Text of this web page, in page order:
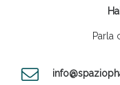
Parla